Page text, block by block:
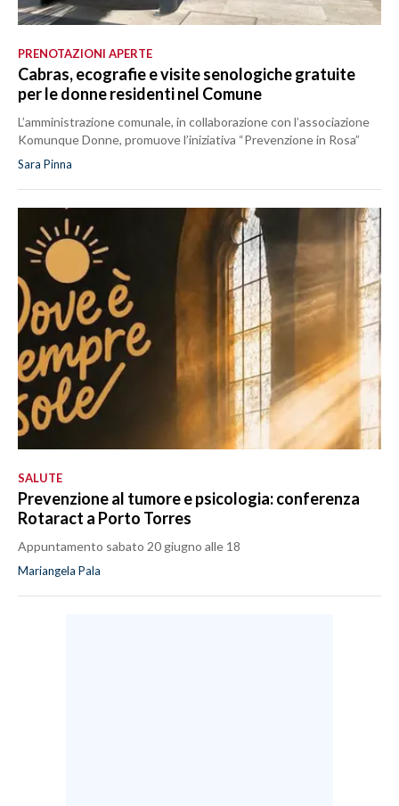
RISULTATI E CLASSIFICHE
CALCIO
CALCIO REGIONALE
BASKET
VOLLEY
ALTRI SPORT
CULTURA
SPETTACOLI
GOSSIP
SALUTE
SARDEGNA TURISMO
NOTIZIE
EVENTI
PRENOTAZIONI APERTE
Cabras, ecografie e visite senologiche gratuite
per le donne residenti nel Comune
L’amministrazione comunale, in collaborazione con l’associazione
Komunque Donne, promuove l’iniziativa “Prevenzione in Rosa”
Sara Pinna
SALUTE
Prevenzione al tumore e psicologia: conferenza
Rotaract a Porto Torres
Appuntamento sabato 20 giugno alle 18
Mariangela Pala